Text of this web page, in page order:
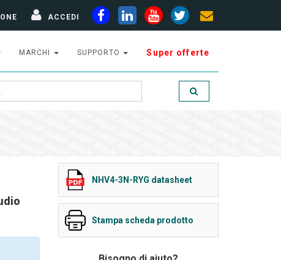
ACCEDI
MARCHI SUPPORTO Super offerte
NHV4-3N-RYG datasheet
Stampa scheda prodotto